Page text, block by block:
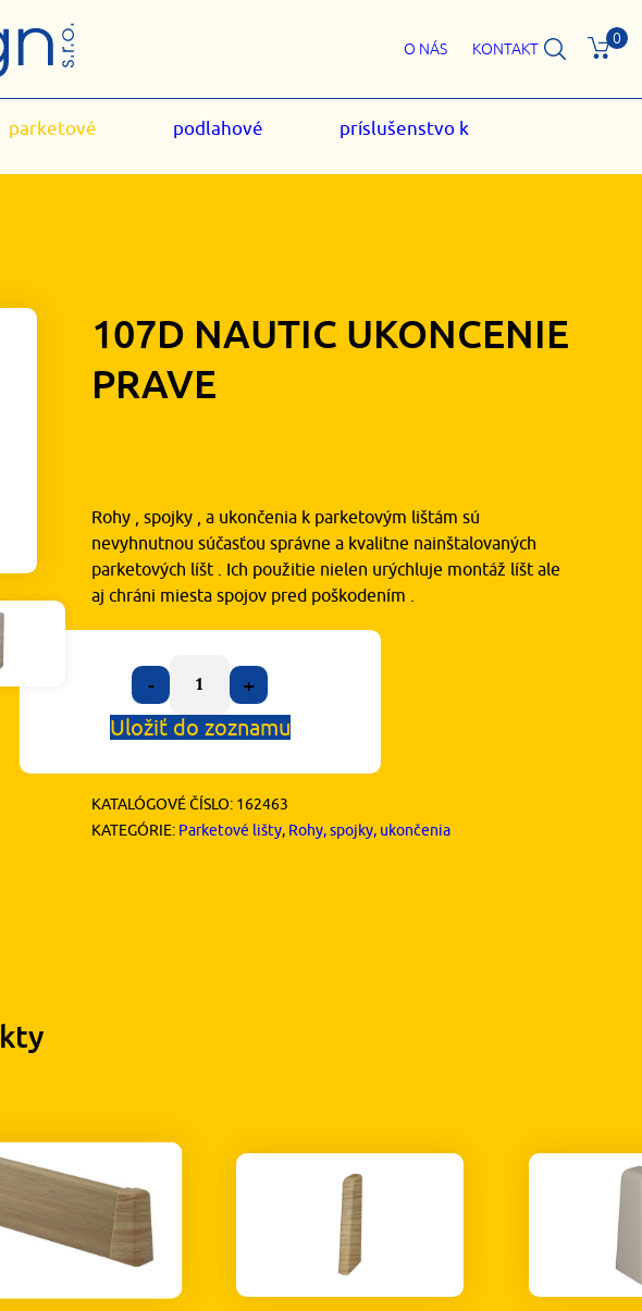
O NÁS KONTAKT
0
parketové podlahové príslušenstvo k
107D NAUTIC UKONCENIE
PRAVE
Rohy , spojky , a ukončenia k parketovým lištám sú
nevyhnutnou súčasťou správne a kvalitne nainštalovaných
parketových líšt . Ich použitie nielen urýchluje montáž líšt ale
aj chráni miesta spojov pred poškodením .
-
+
Uložiť do zoznamu
KATALÓGOVÉ ČÍSLO: 162463
KATEGÓRIE: Parketové lišty, Rohy, spojky, ukončenia